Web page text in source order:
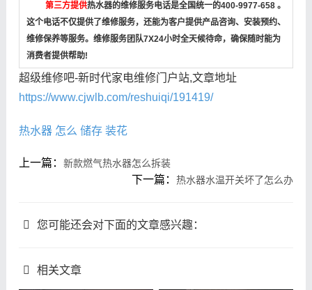
第三方提供热水器的维修服务电话是全国统一的400-9977-658 。
这个电话不仅提供了维修服务，还能为客户提供产品咨询、安装预约、
维修保养等服务。维修服务团队7X24小时全天候待命，确保随时能为
消费者提供帮助!
超级维修吧-新时代家电维修门户站,文章地址
https://www.cjwlb.com/reshuiqi/191419/
热水器 怎么 储存 装花
上一篇： 新款燃气热水器怎么拆装
下一篇：热水器水温开关坏了怎么办
您可能还会对下面的文章感兴趣：
相关文章